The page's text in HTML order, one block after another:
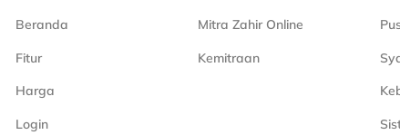
Beranda
Fitur
Harga
Login
Mitra Zahir Online
Kemitraan